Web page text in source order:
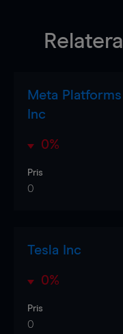
Meta Platforms
Inc
0%
Pris
0
Tesla Inc
0%
Pris
0